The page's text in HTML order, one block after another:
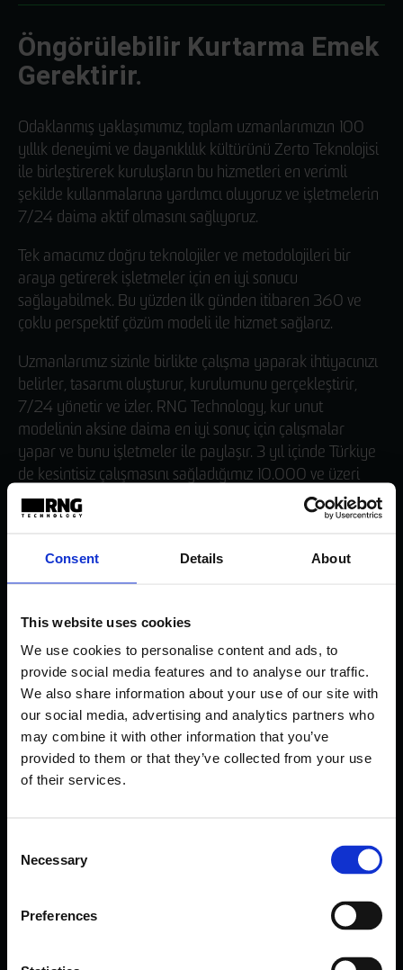
Consent Details About
This website uses cookies
We use cookies to personalise content and ads, to
provide social media features and to analyse our traffic.
We also share information about your use of our site with
our social media, advertising and analytics partners who
may combine it with other information that you’ve
provided to them or that they’ve collected from your use
of their services.
Selection
Necessary
Preferences
Öngörülebilir Kurtarma Emek
Gerektirir.
Odaklanmış yaklaşımımız, toplam uzmanlarımızın 100
yıllık deneyimi ve dayanıklılık kültürünü Zerto Teknolojisi
ile birleştirerek kuruluşların bu hizmetleri en verimli
şekilde kullanmalarına yardımcı oluyoruz ve işletmelerin
7/24 daima aktif olmasını sağlıyoruz.
Tek amacımız doğru teknolojiler ve metodolojileri bir
araya getirerek işletmeler için en iyi sonucu
sağlayabilmek. Bu yüzden ilk günden itibaren 360 ve
çoklu perspektif çözüm modeli ile hizmet sağlarız.
Uzmanlarımız sizinle birlikte çalışma yaparak ihtiyacınızı
belirler, tasarımı oluşturur, kurulumunu gerçekleştirir,
7/24 yönetir ve izler. RNG Technology, kur unut
modelinin aksine daima en iyi sonuç için çalışmalar
yapar ve bunu işletmeler ile paylaşır. 3 yıl içinde Türkiye
de kesintisiz çalışmasını sağladığımız 10.000 ve üzeri
sanal sunucu bunun kanıtıdır.
%100 Esneklik
%100 Ölçeklenebilir
Kurumsal özellikler
Anında Kullanmaya Başlayın
Büyüdükçe öde
Kullandığın kadar öde
dilediğiniz an dilediğiniz ölçekten hayata geçirin ve
sadece gerçek kullanıma bağlı olarak ödeme yapın!